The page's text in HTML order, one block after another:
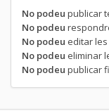
No podeu publicar
No podeu
No podeu editar
No podeu eliminar
No podeu publicar